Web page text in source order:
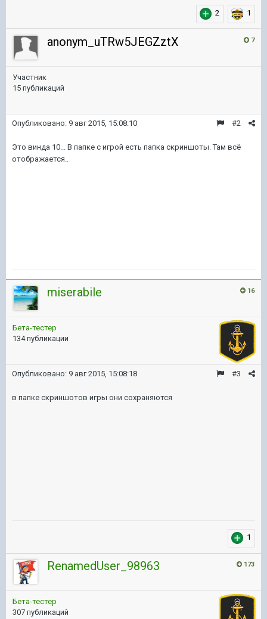
2 1
7
anonym_uTRw5JEGZztX
Участник
15 публикаций
#2
Опубликовано: 9 авг 2015, 15:08:10
Это винда 10... В папке с игрой есть папка скриншоты. Там всё
отображается..
16
miserabile
Бета-тестер
134 публикации
#3
Опубликовано: 9 авг 2015, 15:08:18
в папке скриншотов игры они сохраняются
1
173
RenamedUser_98963
Бета-тестер
307 публикаций